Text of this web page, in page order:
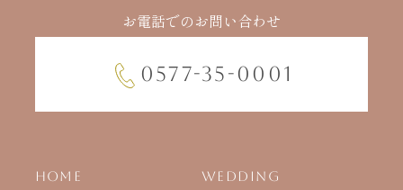
お電話でのお問い合わせ
0577-35-0001
HOME WEDDING